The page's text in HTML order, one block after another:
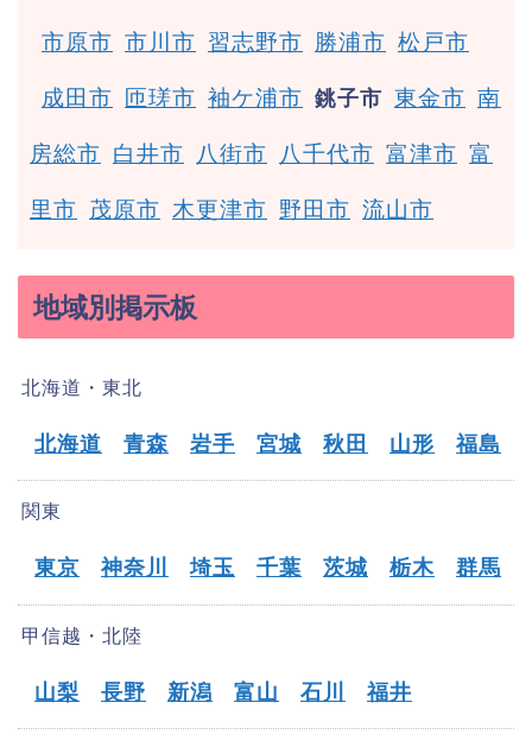
市原市 市川市 習志野市 勝浦市 松戸市
成田市 匝瑳市 袖ケ浦市 銚子市 東金市 南
房総市 白井市 八街市 八千代市 富津市 富
里市 茂原市 木更津市 野田市 流山市
地域別掲示板
北海道・東北
北海道 青森 岩手 宮城 秋田 山形 福島
関東
東京 神奈川 埼玉 千葉 茨城 栃木 群馬
甲信越・北陸
山梨 長野 新潟 富山 石川 福井